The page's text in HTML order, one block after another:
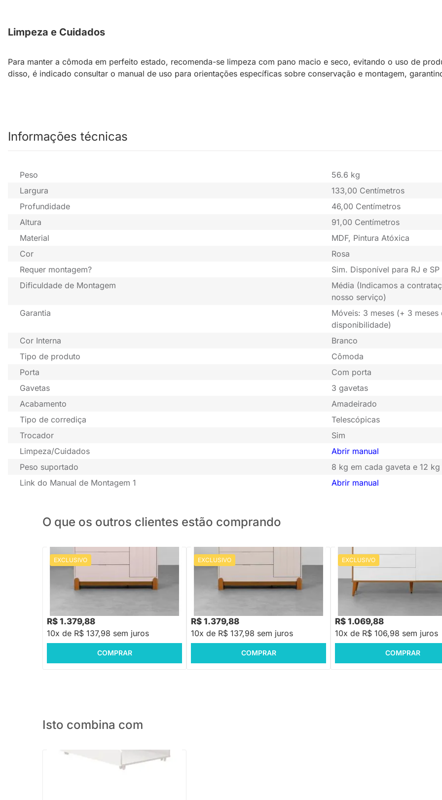
Limpeza e Cuidados
Para manter a cômoda em perfeito estado, recomenda-se limpeza com pano macio e seco, evitando o uso de
disso, é indicado consultar o manual de uso para orientações específicas sobre conservação e montagem,
Informações técnicas
Peso
56.6 kg
Largura
133,00 Centímetros
Profundidade
46,00 Centímetros
Altura
91,00 Centímetros
Material
MDF, Pintura Atóxica
Cor
Rosa
Requer montagem?
Sim. Disponível para RJ e
Dificuldade de Montagem
Média (Indicamos a
nosso serviço)
Garantia
Móveis: 3 meses (+ 3
disponibilidade)
Cor Interna
Branco
Tipo de produto
Cômoda
Porta
Com porta
Gavetas
3 gavetas
Acabamento
Amadeirado
Tipo de corrediça
Telescópicas
Trocador
Sim
Limpeza/Cuidados
Abrir manual
Peso suportado
8 kg em cada gaveta e 12
Link do Manual de Montagem 1
Abrir manual
O que os outros clientes estão comprando
EXCLUSIVO PRONTA ENTREGA
Cômoda Lotus com 4 Gavetas e 1 Porta -
Rosa Fosco
R$ 1.379,88
10x de R$ 137,98 sem juros
COMPRAR
EXCLUSIVO PRONTA ENTREGA
Cômoda Lotus com 4 Gavetas e 1 Porta -
Areia Fosco
R$ 1.379,88
10x de R$ 137,98 sem juros
COMPRAR
EXCLUSIVO
Cômoda Elfe 4 Gavetas e 1 Porta
R$ 1.069,88
10x de R$ 106,98 sem juros
COMPRAR
Isto combina com
Trocador Theo - Branco Brilho